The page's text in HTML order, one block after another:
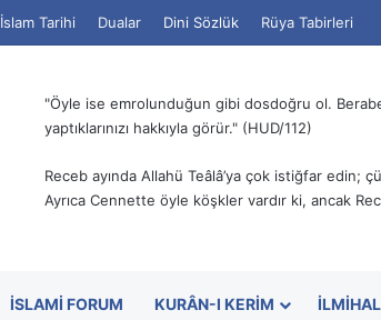
İslam Tarihi Dualar Dini Sözlük Rüya Tabirleri
"Öyle ise emrolunduğun gibi dosdoğru ol.
yaptıklarınızı hakkıyla görür." (HUD/112)
Receb ayında Allahü Teâlâ’ya çok istiğfar edin;
Ayrıca Cennette öyle köşkler vardır ki, ancak
İSLAMI FORUM KURÂN-I KERIM